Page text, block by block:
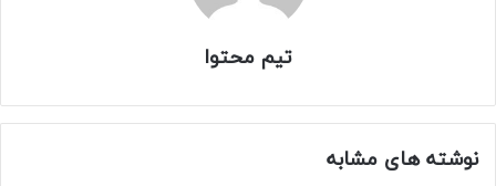
تیم محتوا
نوشته های مشابه